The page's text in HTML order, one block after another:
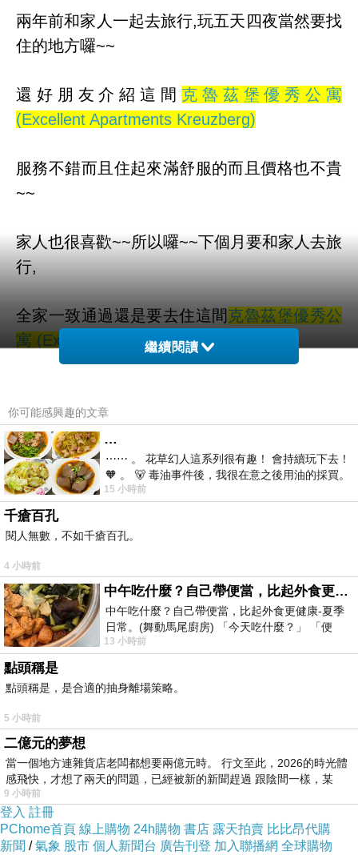
兩年前和家人一起去旅行,玩五天四夜當然要找
住的地方囉~~
還好朋友介紹這間 克魯茲堡優秀公寓
(Excellent Apartments Kreuzberg)
服務不錯而且住起來滿舒服的而且價格也不貴
~~
家人也很喜歡~~所以囉~~下個月要和家人去旅
行,
全家一致通過還是要去住這間克魯茲堡優秀公
寓 (Excellent Apartments Kreuzberg)
而且聽說這邊是可以全世界訂房
也太方便了吧！！不用在那邊找翻譯啦ＱＱ
克魯茲堡優秀公寓 (Excellent Apartments
Kreuzberg) 的介紹在下面
如果有興趣到這附近玩的，不妨可以看看喔！
以下是 克魯茲堡優秀公寓 (Excellent Apartments
Kreuzberg) 的介紹 如果也跟我一樣喜歡不妨看
PS.若您家裡有0~4歲的小朋友，
費《迪士尼美語世界試用包》
↓↓↓限量特優價格按鈕↓↓↓
繼續閱讀
你可能感興趣的文章
…
⋯⋯ 。 花草幻人這系列很有趣！ 會持續玩下去！
🧡 。 🐻 毒油事件後，我很在意之後用油的採買。
前天購買了我之前就很愛
15 小時前
千瘡百孔
閱人無數，不如千瘡百孔。
4 小時前
中午吃什麼？自己帶便當，比起外食更健康-夏季日常。(舞動馬尾廚房)
中午吃什麼？自己帶便當，比起外食更健康-夏季
日常。(舞動馬尾廚房) 「今天吃什麼？」 「便
當？麵？還是炒飯？」 每天都在選擇
13 小時前
點頭稱是
點頭稱是，是合適的抽身離場策略。
5 小時前
二億元的夢想
當一個地方連雜貨店老闆都想要兩億元時。 行文至此，2026的時光體
感飛快，才想了兩天的問題，已經被新的新聞趕過 跟陰間一樣，某
9 小時前
登入 註冊
PChome首頁 線上購物 24h購物 書店 露天拍賣 比比昂代購
新聞 /氣象 股市 個人新聞台 廣告刊登 加入聯播網 全球購物